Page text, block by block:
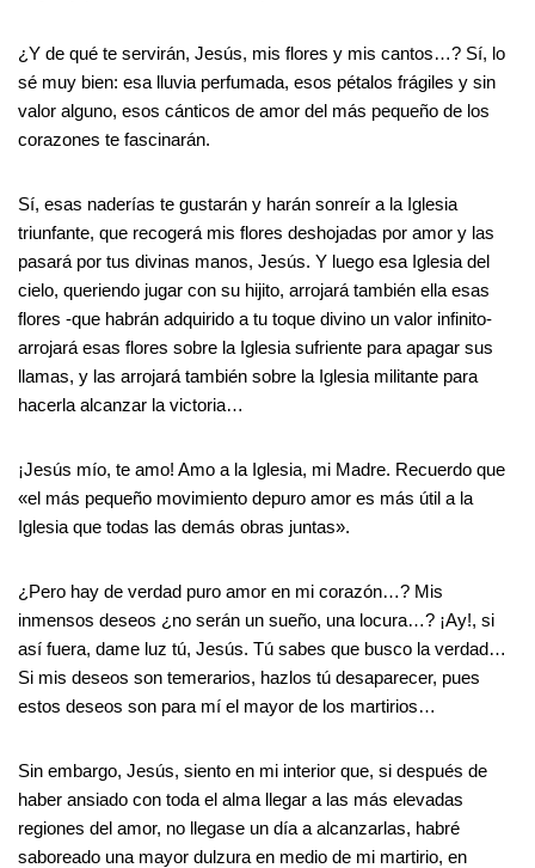
¿Y de qué te servirán, Jesús, mis flores y mis cantos…? Sí, lo
sé muy bien: esa lluvia perfumada, esos pétalos frágiles y sin
valor alguno, esos cánticos de amor del más pequeño de los
corazones te fascinarán.
Sí, esas naderías te gustarán y harán sonreír a la Iglesia
triunfante, que recogerá mis flores deshojadas por amor y las
pasará por tus divinas manos, Jesús. Y luego esa Iglesia del
cielo, queriendo jugar con su hijito, arrojará también ella esas
flores -que habrán adquirido a tu toque divino un valor infinito-
arrojará esas flores sobre la Iglesia sufriente para apagar sus
llamas, y las arrojará también sobre la Iglesia militante para
hacerla alcanzar la victoria…
¡Jesús mío, te amo! Amo a la Iglesia, mi Madre. Recuerdo que
«el más pequeño movimiento depuro amor es más útil a la
Iglesia que todas las demás obras juntas».
¿Pero hay de verdad puro amor en mi corazón…? Mis
inmensos deseos ¿no serán un sueño, una locura…? ¡Ay!, si
así fuera, dame luz tú, Jesús. Tú sabes que busco la verdad…
Si mis deseos son temerarios, hazlos tú desaparecer, pues
estos deseos son para mí el mayor de los martirios…
Sin embargo, Jesús, siento en mi interior que, si después de
haber ansiado con toda el alma llegar a las más elevadas
regiones del amor, no llegase un día a alcanzarlas, habré
saboreado una mayor dulzura en medio de mi martirio, en